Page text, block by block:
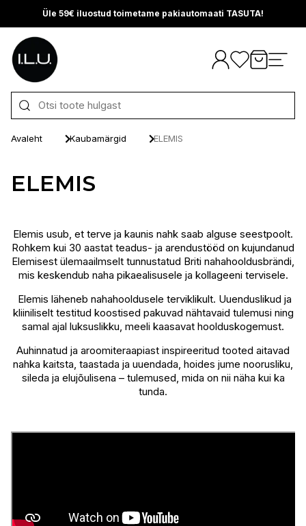
Üle 59€ iluostud toimetame pakiautomaati TASUTA!
Otse sisu juurde
Avaleht Kaubamärgid ELEMIS
ELEMIS
Elemis usub, et terve ja kaunis nahk saab alguse seestpoolt.
Rohkem kui 30 aastat teadus- ja arendustööd on kujundanud
Elemisest ülemaailmselt tunnustatud Briti nahahooldusbrändi,
mis keskendub naha pikaealisusele ja kollageeni tervisele.
Elemis läheneb nahahooldusele terviklikult. Uuenduslikud ja
kliiniliselt testitud koostised pakuvad nähtavaid tulemusi ning
samal ajal luksuslikku, meeli kaasavat hoolduskogemust.
Auhinnatud ja aroomiteraapiast inspireeritud tooted aitavad
nahka kaitsta, taastada ja uuendada, hoides jume noorusliku,
sileda ja elujõulisena – tulemused, mida on nii näha kui ka
tunda.